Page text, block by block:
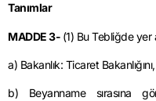
Tanımlar
MADDE 3- (1) Bu Tebliğde yer
a) Bakanlık: Ticaret Bakanlığını,
b) Beyanname sırasına